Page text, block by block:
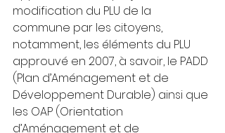
modification du PLU de la
commune par les citoyens,
notamment, les éléments du PLU
approuvé en 2007, à savoir, le PADD
(Plan d’Aménagement et de
Développement Durable) ainsi que
les OAP (Orientation
d’Aménagement et de